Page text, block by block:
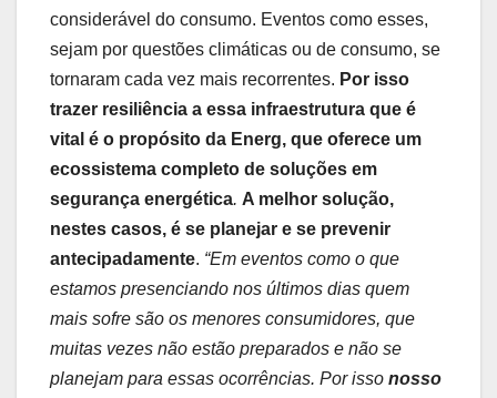
considerável do consumo. Eventos como esses,
sejam por questões climáticas ou de consumo, se
tornaram cada vez mais recorrentes. Por isso
trazer resiliência a essa infraestrutura que é
vital é o propósito da Energ, que oferece um
ecossistema completo de soluções em
segurança energética. A melhor solução,
nestes casos, é se planejar e se prevenir
antecipadamente. “Em eventos como o que
estamos presenciando nos últimos dias quem
mais sofre são os menores consumidores, que
muitas vezes não estão preparados e não se
planejam para essas ocorrências. Por isso nosso